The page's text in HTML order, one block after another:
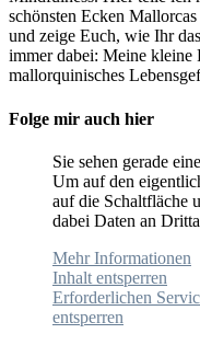
schönsten Ecken
und zeige Euch, wie Ihr
immer dabei: Meine kleine
mallorquinisches
Folge mir auch hier
Sie sehen gerade
Um auf den
auf die Schaltfläche
dabei Daten an
Mehr Informationen
Inhalt entsperren
Erforderlichen
entsperren